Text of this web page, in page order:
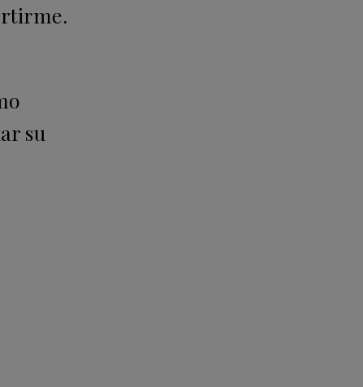
su